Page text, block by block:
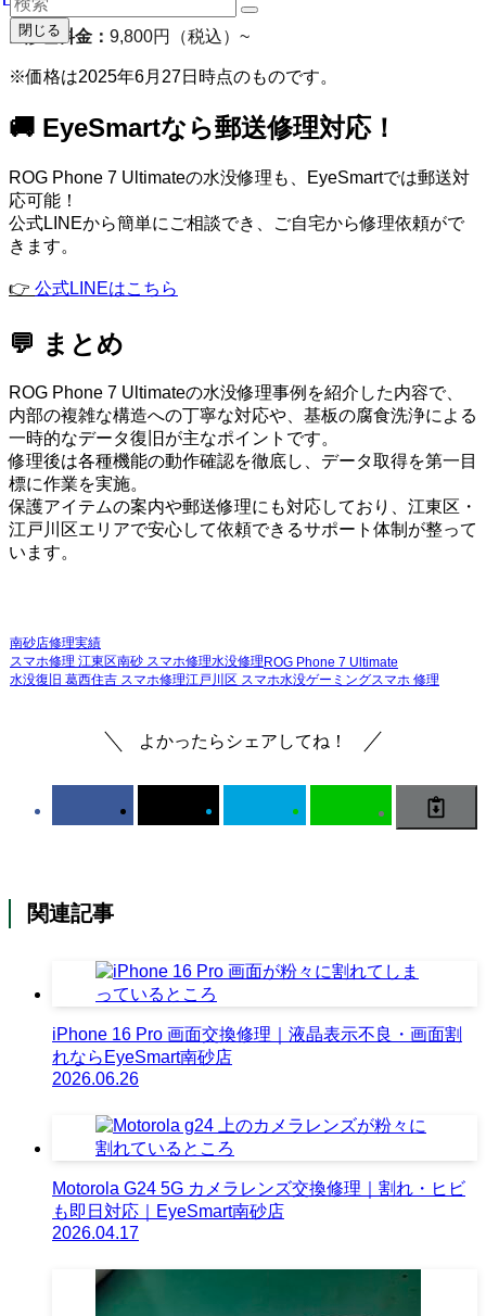
◼︎修理料金： 9,800円（税込）~
※価格は2025年6月27日時点のものです。
🚚 EyeSmartなら郵送修理対応！
ROG Phone 7 Ultimateの水没修理も、EyeSmartでは郵送対
応可能！
公式LINEから簡単にご相談でき、ご自宅から修理依頼がで
きます。
👉 公式LINEはこちら
💬 まとめ
ROG Phone 7 Ultimateの水没修理事例を紹介した内容で、
内部の複雑な構造への丁寧な対応や、基板の腐食洗浄による
一時的なデータ復旧が主なポイントです。
修理後は各種機能の動作確認を徹底し、データ取得を第一目
標に作業を実施。
保護アイテムの案内や郵送修理にも対応しており、江東区・
江戸川区エリアで安心して依頼できるサポート体制が整って
います。
南砂店修理実績
スマホ修理 江東区南砂 スマホ修理水没修理 ROG Phone 7 Ultimate
水没復旧 葛西住吉 スマホ修理江戸川区 スマホ水没ゲーミングスマホ 修理
よかったらシェアしてね！
関連記事
iPhone 16 Pro 画面交換修理｜液晶表示不良・画面割
れならEyeSmart南砂店
2026.06.26
Motorola G24 5G カメラレンズ交換修理｜割れ・ヒビ
も即日対応｜EyeSmart南砂店
2026.04.17
閉じる